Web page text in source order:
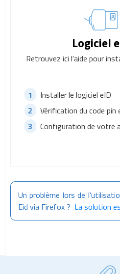
Logiciel
Retrouvez ici l'aide pour
Installer le logiciel eID
Vérification du code
Configuration de votre
Un problème lors de
Eid via Firefox ? La solution